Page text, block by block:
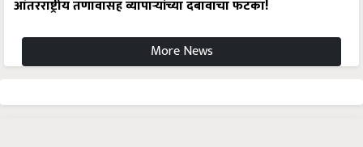
आंतरराष्ट्रीय तणावासह व्यापाऱ्यांच्या दबावाचा फटका!
More News